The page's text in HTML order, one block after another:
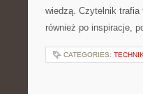
wiedzą. Czytelnik trafia
również po inspiracje,
CATEGORIES: